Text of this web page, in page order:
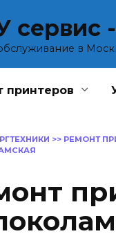
сервис
в
принтеров
>> РЕМОНТ